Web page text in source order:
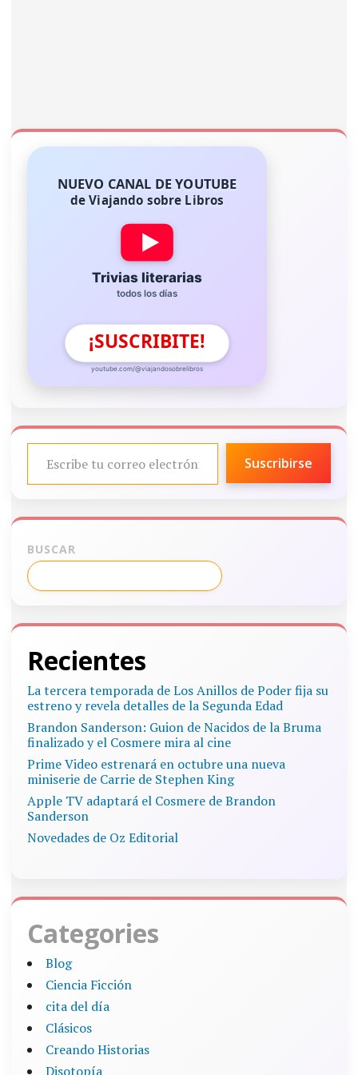
NUEVO CANAL DE YOUTUBE
de Viajando sobre Libros
Trivias literarias
todos los días
¡SUSCRIBITE!
youtube.com/@viajandosobrelibros
ESCRIBE TU CORREO ELECTRÓNICO…
Suscribirse
BUSCAR
Recientes
La tercera temporada de Los Anillos de Poder fija su
estreno y revela detalles de la Segunda Edad
Brandon Sanderson: Guion de Nacidos de la Bruma
finalizado y el Cosmere mira al cine
Prime Video estrenará en octubre una nueva
miniserie de Carrie de Stephen King
Apple TV adaptará el Cosmere de Brandon
Sanderson
Novedades de Oz Editorial
Categories
Blog
Ciencia Ficción
cita del día
Clásicos
Creando Historias
Disotopía